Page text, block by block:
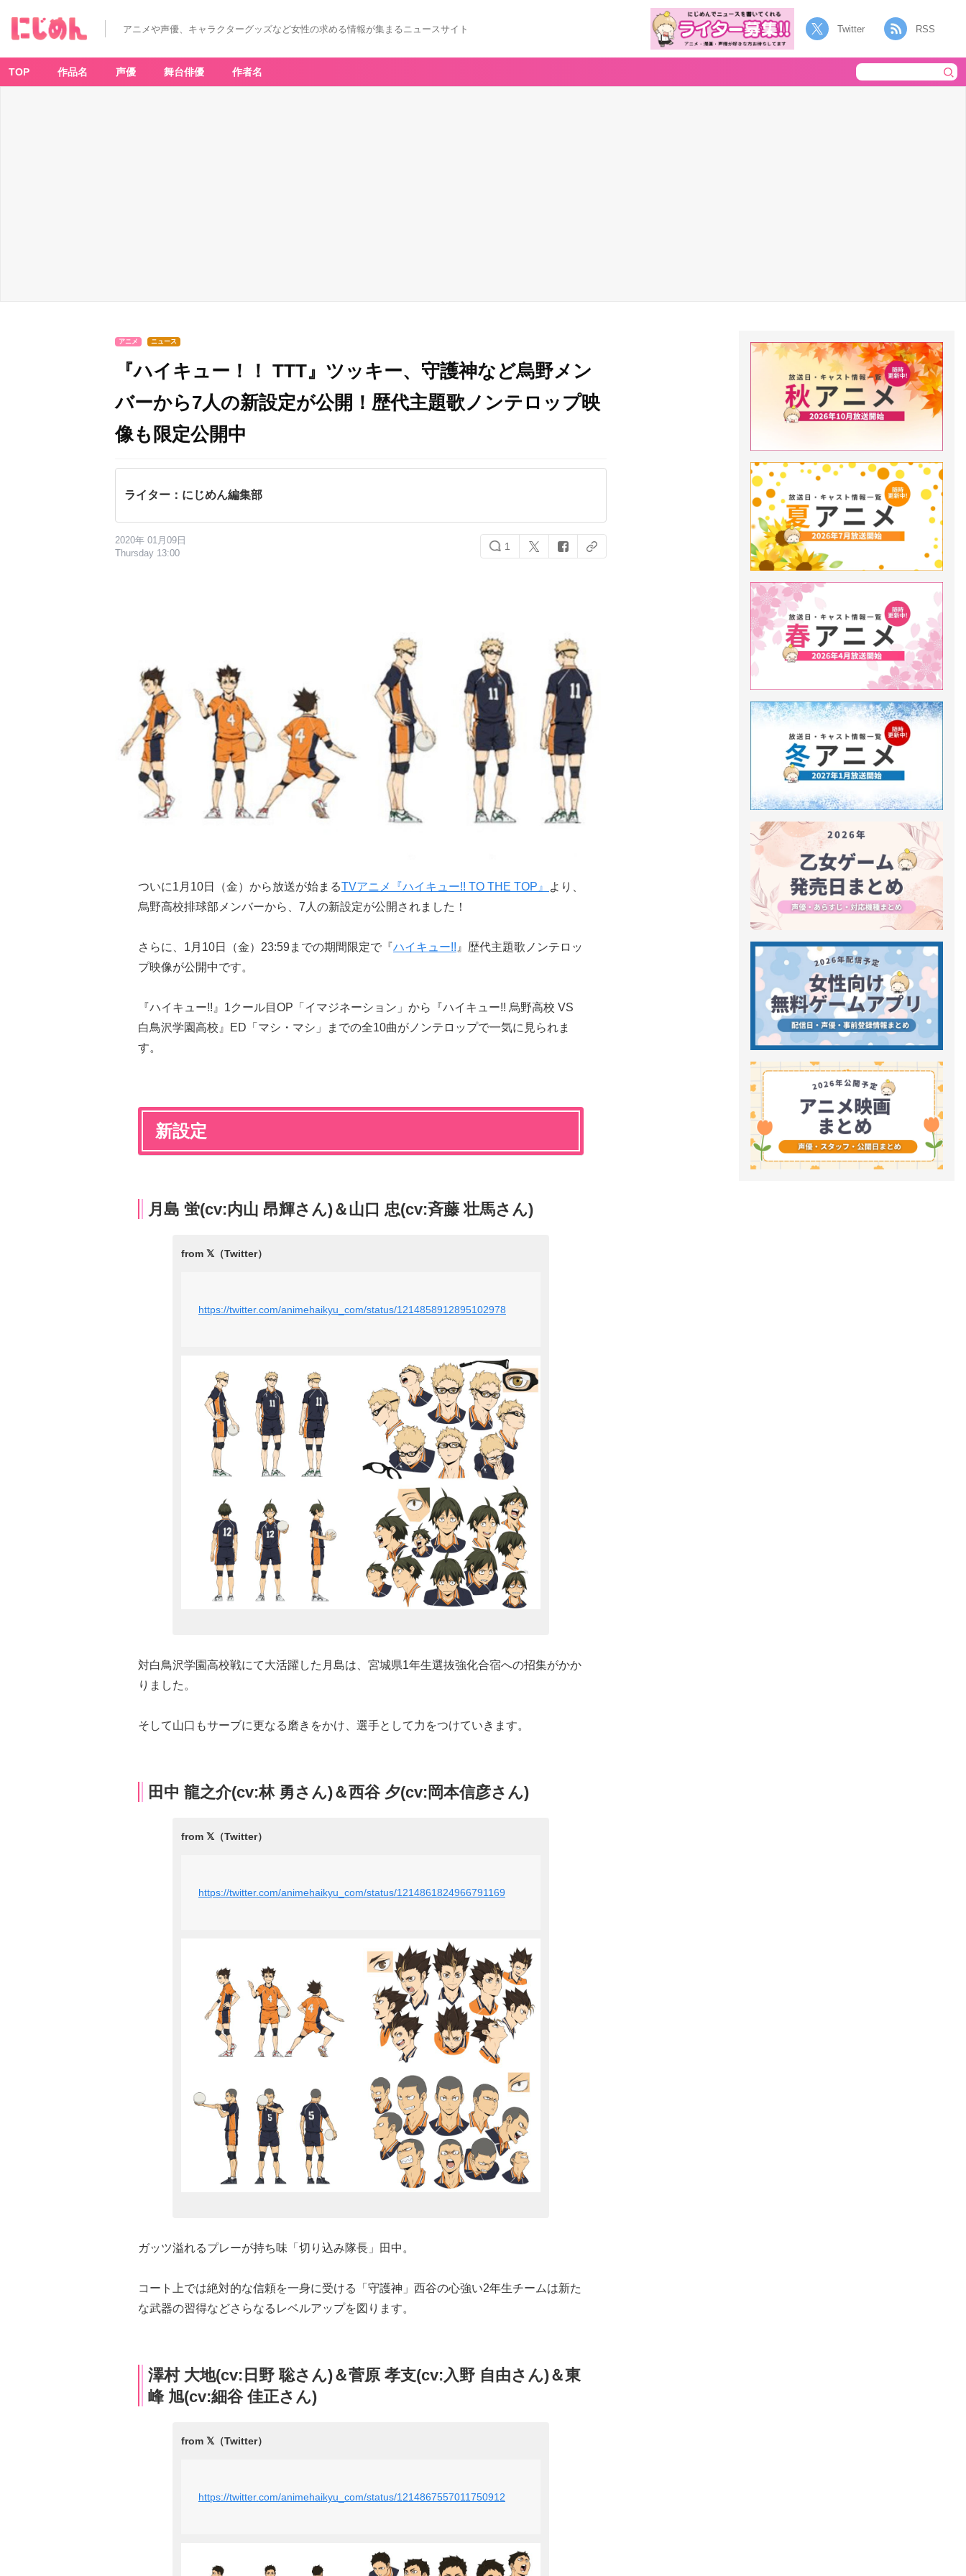
アニメや声優、キャラクターグッズなど女性の求める情報が集まるニュースサイト Twitter RSS
TOP 作品名 声優 舞台俳優 作者名
アニメ ニュース
『ハイキュー！！ TTT』ツッキー、守護神など烏野メン
バーから7人の新設定が公開！歴代主題歌ノンテロップ映
像も限定公開中
ライター：にじめん編集部
2020年 01月09日
Thursday 13:00
1
ついに1月10日（金）から放送が始まるTVアニメ『ハイキュー!! TO THE TOP』
より、
烏野高校排球部メンバーから、7人の新設定が公開されました！
さらに、1月10日（金）23:59までの期間限定で『ハイキュー!! 』歴代主題歌ノンテロッ
プ映像が公開中です。
『ハイキュー!!』1クール目OP「イマジネーション」から『ハイキュー!! 烏野高校 VS
白鳥沢学園高校』ED「マシ・マシ」までの全10曲がノンテロップで一気に見られま
す。
新設定
月島 蛍(cv:内山 昂輝さん)＆山口 忠(cv:斉藤 壮馬さん)
https://twitter.com/animehaikyu_com/status/1214858912895102978
対白鳥沢学園高校戦にて大活躍した月島は、 宮城県1年生選抜強化合宿への招集がかか
りました。
そして山口もサーブに更なる磨きをかけ、選手として力をつけていきます。
田中 龍之介(cv:林 勇さん)＆西谷 夕(cv:岡本信彦さん)
https://twitter.com/animehaikyu_com/status/1214861824966791169
ガッツ溢れるプレーが持ち味「切り込み隊長」田中。
コート上では絶対的な信頼を一身に受ける「守護神」西谷の心強い2年生チームは新た
な武器の習得などさらなるレベルアップを図ります。
澤村 大地(cv:日野 聡さん)＆菅原 孝支(cv:入野 自由さん)＆東
峰 旭(cv:細谷 佳正さん)
https://twitter.com/animehaikyu_com/status/1214867557011750912